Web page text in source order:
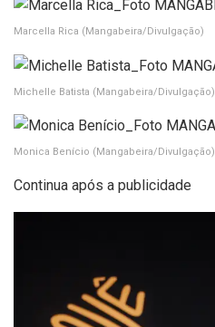
Marcella Rica (Mangabeira/Divulgação)
Michelle Batista (Mangabeira/Divulgação)
Monica Benício (Mangabeira/Divulgação)
Continua após a publicidade